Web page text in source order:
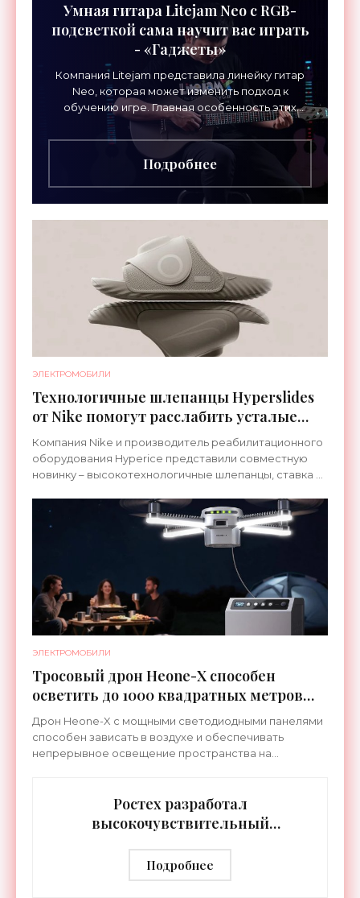
Умная гитара Litejam Neo с RGB-
подсветкой сама научит вас играть
- «Гаджеты»
Компания Litejam представила линейку гитар
Neo, которая может изменить подход к
обучению игре. Главная особенность этих
инструментов – встроенная RGB-подсветка
грифа. Светодиоды
Подробнее
ЭЛЕКТРОМОБИЛИ
Технологичные шлепанцы Hyperslides
от Nike помогут расслабить усталые
ноги после тренировки - «Гаджеты»
Компания Nike и производитель реабилитационного
оборудования Hyperice представили совместную
новинку – высокотехнологичные шлепанцы, ставка в
ЭЛЕКТРОМОБИЛИ
Тросовый дрон Heone-X способен
осветить до 1000 квадратных метров
земли - «Беспилотники»
Дрон Heone-X с мощными светодиодными панелями
способен зависать в воздухе и обеспечивать
непрерывное освещение пространства на
Ростех разработал
высокочувствительный
дальностью распознавания до 2 км
- «Гаджеты»
Подробнее